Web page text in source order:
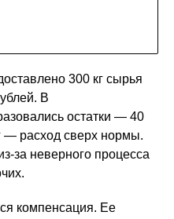
300 кг сырья
В
остатки — 40
— расход сверх нормы.
за неверного процесса
компенсация. Ее